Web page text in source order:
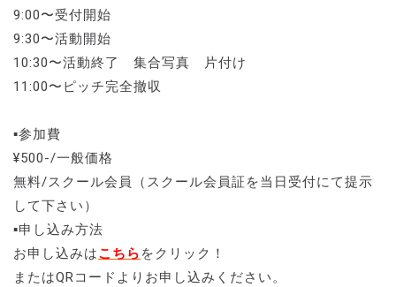
9:00〜受付開始
9:30〜活動開始
10:30〜活動終了 集合写真 片付け
11:00〜ピッチ完全撤収
▪️参加費
¥500-/一般価格
無料/スクール会員（スクール会員証を当日受付にて提示
して下さい）
▪️申し込み方法
お申し込みはこちら をクリック！
またはQRコードよりお申し込みください。